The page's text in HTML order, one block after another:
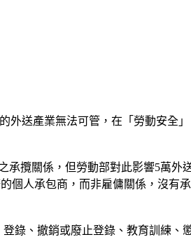
外送產業無法可管，在「勞動安全
攬關係，但勞動部對此影響5萬外
的個人承包商，而非雇傭關係，沒有
錄、撤銷或廢止登錄、教育訓練、